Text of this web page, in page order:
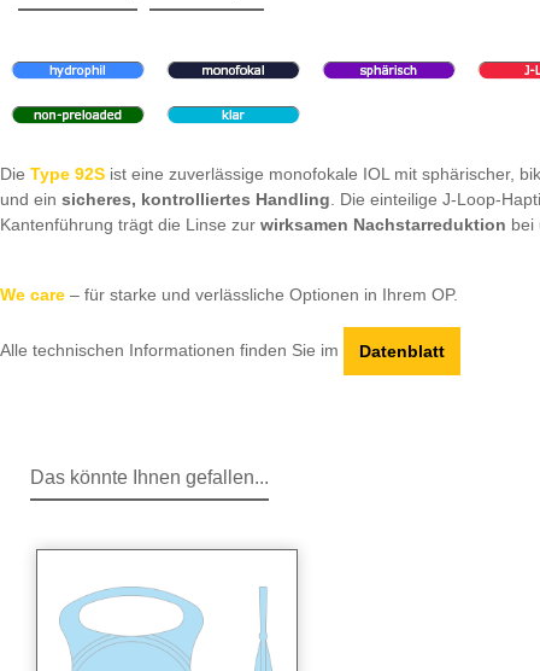
Die Type 92S ist eine zuverlässige monofokale IOL mit sphärischer,
und ein sicheres, kontrolliertes Handling. Die einteilige J-Loop-
Kantenführung trägt die Linse zur wirksamen Nachstarreduktion bei
We care – für starke und verlässliche Optionen in Ihrem OP.
Alle technischen Informationen finden Sie im Datenblatt
Das könnte Ihnen gefallen...
Produktgalerie überspringen